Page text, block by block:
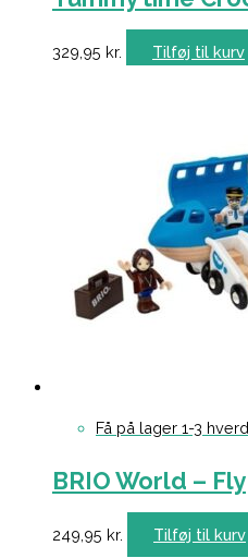
329,95 kr. Tilføj til kurv
Få på lager 1-3
BRIO World – Fly
249,95 kr. Tilføj til kurv